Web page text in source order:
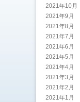
2021年10月
2021年9月
2021年8月
2021年7月
2021年6月
2021年5月
2021年4月
2021年3月
2021年2月
2021年1月